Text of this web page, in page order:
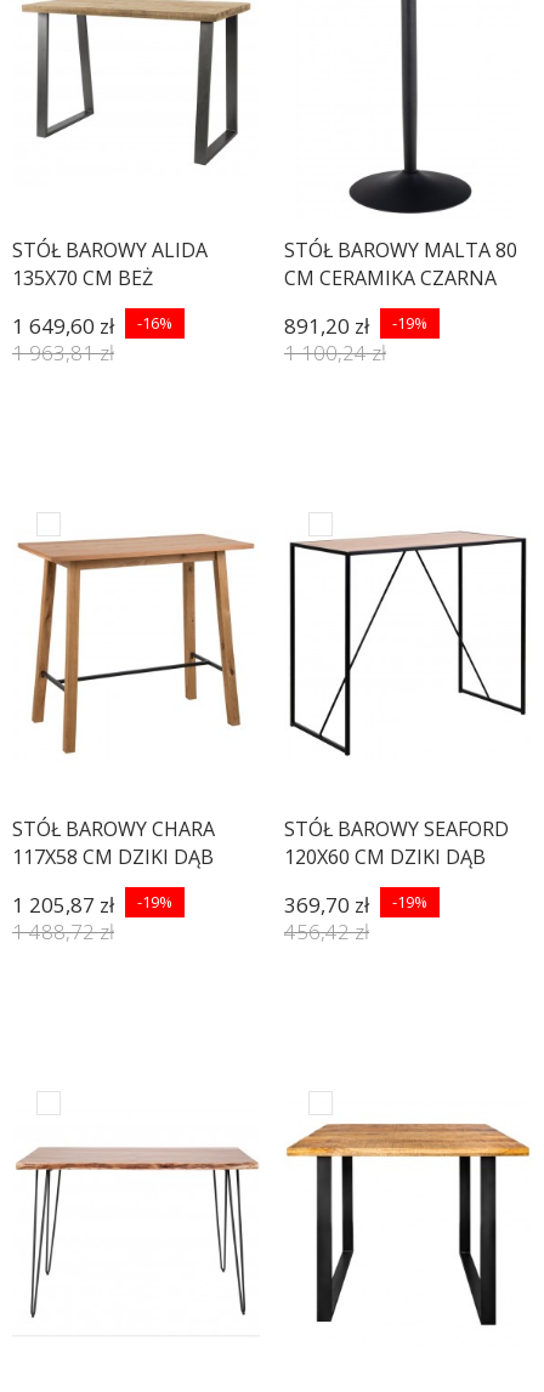
STÓŁ BAROWY ALIDA
135X70 CM BEŻ
1 649,60 zł -16%
1 963,81 zł
STÓŁ BAROWY MALTA 80
CM CERAMIKA CZARNA
891,20 zł -19%
1 100,24 zł
STÓŁ BAROWY CHARA
117X58 CM DZIKI DĄB
1 205,87 zł -19%
1 488,72 zł
STÓŁ BAROWY SEAFORD
120X60 CM DZIKI DĄB
369,70 zł -19%
456,42 zł